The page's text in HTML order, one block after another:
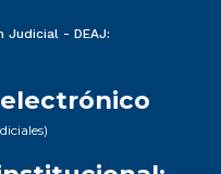
Judicial - DEAJ: